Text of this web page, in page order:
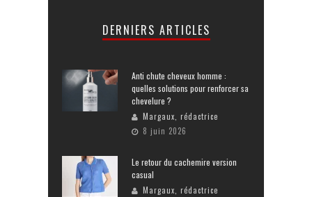
DERNIERS ARTICLES
Anti chute cheveux homme :
quelles solutions pour renforcer sa
chevelure ?
Margaux, rédactrice
8 juin 2026
Le retour du cachemire version
casual
Margaux, rédactrice